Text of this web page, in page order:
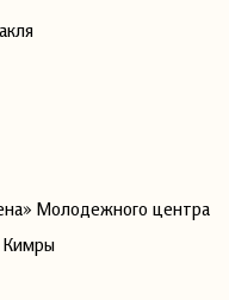
Молодежного центра
Кимры